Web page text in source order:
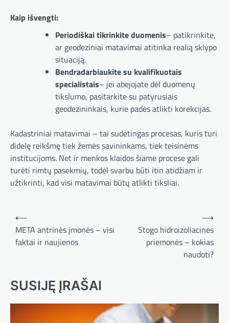
Kaip išvengti:
Periodiškai tikrinkite duomenis– patikrinkite,
ar geodeziniai matavimai atitinka realią sklypo
situaciją.
Bendradarbiaukite su kvalifikuotais
specialistais– jei abejojate dėl duomenų
tikslumo, pasitarkite su patyrusiais
geodezininkais, kurie padės atlikti korekcijas.
Kadastriniai matavimai – tai sudėtingas procesas, kuris turi
didelę reikšmę tiek žemės savininkams, tiek teisinėms
institucijoms. Net ir menkos klaidos šiame procese gali
turėti rimtų pasekmių, todėl svarbu būti itin atidžiam ir
užtikrinti, kad visi matavimai būtų atlikti tiksliai.
Navigacija
tarp
įrašų
⟵
META antrinės įmonės – visi
faktai ir naujienos
Stogo hidroizoliacinės
priemonės – kokias
naudoti?
⟶
SUSIJĘ ĮRAŠAI